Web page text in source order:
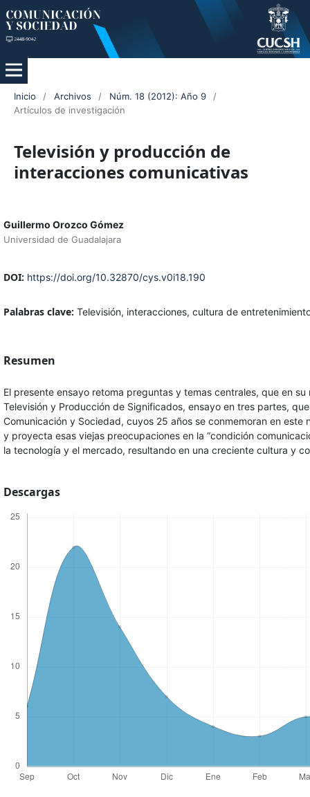
Inicio / Archivos / Núm. 18 (2012): Año 9
/
Artículos de investigación
Televisión y producción de
interacciones comunicativas
Guillermo Orozco Gómez
Universidad de Guadalajara
DOI: https://doi.org/10.32870/cys.v0i18.190
Palabras clave: Televisión, interacciones, cultura de
Resumen
El presente ensayo retoma preguntas y temas centrales, que en
Televisión y Producción de Significados, ensayo en tres partes,
Comunicación y Sociedad, cuyos 25 años se conmemoran en
y proyecta esas viejas preocupaciones en la “condición
la tecnología y el mercado, resultando en una creciente cultura y
Descargas